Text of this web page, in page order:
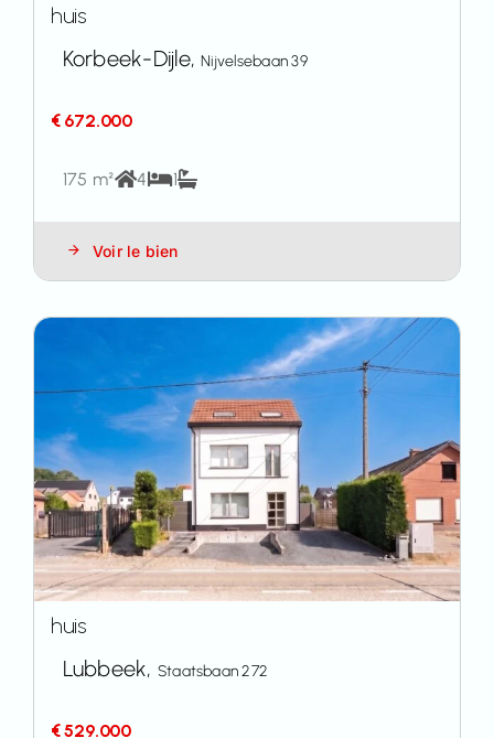
huis
Korbeek-Dijle,Nijvelsebaan 39
€ 672.000
175 m² 4 1
Voir le bien
huis
Lubbeek, Staatsbaan 272
€ 529.000